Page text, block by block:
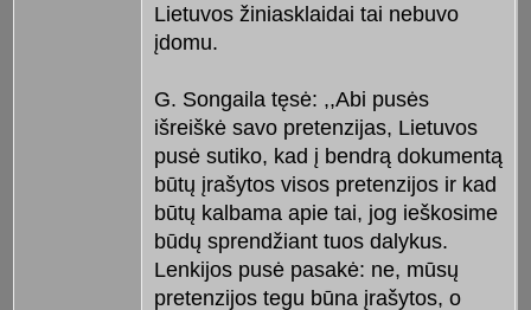
Lietuvos žiniasklaidai tai nebuvo
įdomu.
G. Songaila tęsė: ,,Abi pusės
išreiškė savo pretenzijas, Lietuvos
pusė sutiko, kad į bendrą dokumentą
būtų įrašytos visos pretenzijos ir kad
būtų kalbama apie tai, jog ieškosime
būdų sprendžiant tuos dalykus.
Lenkijos pusė pasakė: ne, mūsų
pretenzijos tegu būna įrašytos, o